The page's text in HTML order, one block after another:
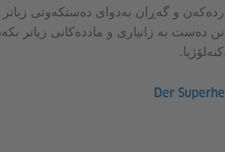
و گەڕان بەدوای ده‌ستکەوتی
دەست به‌ زانیاری و ماددەکانی زیاتر
Der